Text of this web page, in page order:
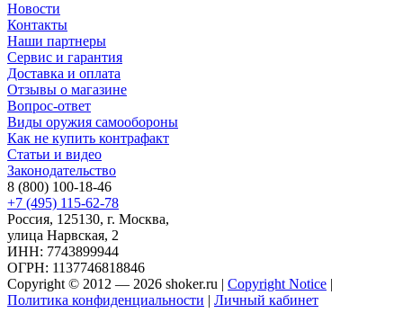
Новости
Контакты
Наши партнеры
Сервис и гарантия
Доставка и оплата
Отзывы о магазине
Вопрос-ответ
Виды оружия самообороны
Как не купить контрафакт
Статьи и видео
Законодательство
8 (800) 100-18-46
+7 (495) 115-62-78
Россия, 125130, г. Москва,
улица Нарвская, 2
ИНН: 7743899944
ОГРН: 1137746818846
Copyright © 2012 — 2026 shoker.ru | Copyright Notice |
Политика конфиденциальности | Личный кабинет